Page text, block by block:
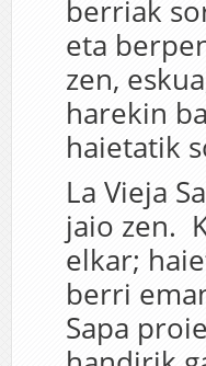
berriak
eta
zen,
harekin
haietatik
La Vieja
jaio zen.
elkar;
berri
Sapa